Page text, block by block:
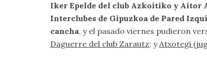
Iker Epelde del club Azkoitiko y Aitor
Interclubes de Gipuzkoa de Pared
cancha, y el pasado viernes pudieron
Daguerre del club Zarautz; yAtxotegi